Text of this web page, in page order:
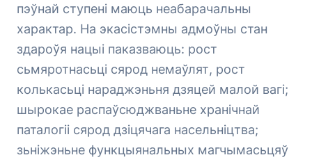
пэўнай ступені маюць неабарачальны
характар. На экасістэмны адмоўны стан
здароўя нацыі паказваюць: рост
сьмяротнасьці сярод немаўлят, рост
колькасьці нараджэньня дзяцей малой вагі;
шырокае распаўсюджваньне хранічнай
паталогіі сярод дзіцячага насельніцтва;
зьніжэньне функцыянальных магчымасьцяў